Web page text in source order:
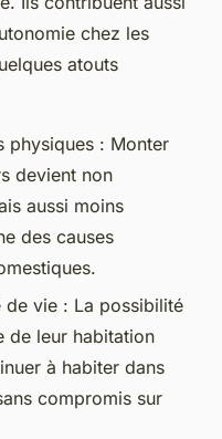
chez les
atouts
physiques : Monter
devient non
aussi moins
des causes
de vie : La possibilité
de leur habitation
à habiter dans
compromis sur